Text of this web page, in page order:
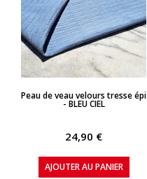
APERÇU RAPIDE
Peau de veau velours tresse épi
- BLEU CIEL
24,90 €
AJOUTER AU PANIER